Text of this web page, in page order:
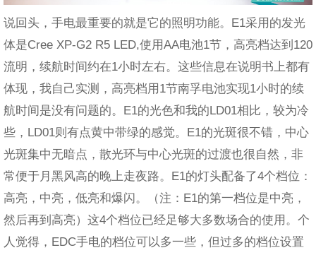
说回头，手电最重要的就是它的照明功能。E1采用的发光
体是Cree XP-G2 R5 LED,使用AA电池1节，高亮档达到120
流明，续航时间约在1小时左右。这些信息在说明书上都有
体现，我自己实测，高亮档用1节南孚电池实现1小时的续
航时间是没有问题的。E1的光色和我的LD01相比，较为冷
些，LD01则有点黄中带绿的感觉。E1的光斑很不错，中心
光斑集中无暗点，散光环与中心光斑的过渡也很自然，非
常便于月黑风高的晚上走夜路。E1的灯头配备了4个档位：
高亮，中亮，低亮和爆闪。（注：E1的第一档位是中亮，
然后再到高亮）这4个档位已经足够大多数场合的使用。个
人觉得，EDC手电的档位可以多一些，但过多的档位设置